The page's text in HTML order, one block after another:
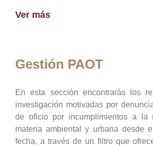
Ver más
Gestión PAOT
En esta sección encontrarás los
investigación motivadas por
de oficio por incumplimientos a la
materia ambiental y urbana desde
fecha, a través de un filtro que